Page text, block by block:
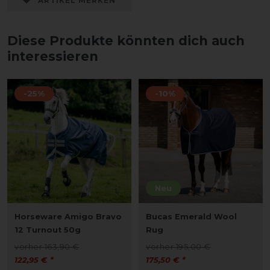
Diese Produkte könnten dich auch
interessieren
-25%
Horseware Amigo Bravo
12 Turnout 50g
vorher 163,90 €
122,95 € *
Neu
-10%
Bucas Emerald Wool
Rug
vorher 195,00 €
175,50 € *